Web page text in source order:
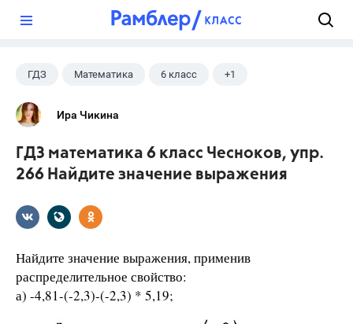
ГДЗ Математика 6 класс +1
Чесноков А.С.
Ира Чикина
ГДЗ математика 6 класс Чесноков, упр.
266 Найдите значение выражения
Найдите значение выражения, применив
распределительное свойство:
а) -4,81-(-2,3)-(-2,3) * 5,19;